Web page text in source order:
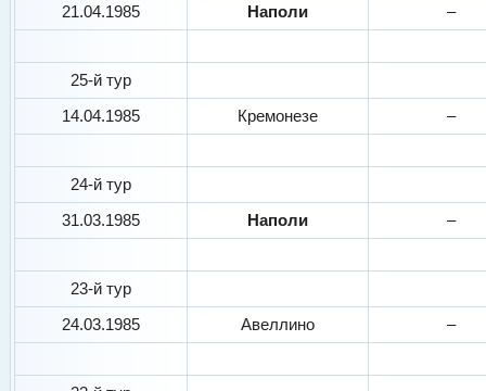
21.04.1985
Наполи –
25-й тур
14.04.1985
Кремонезе –
24-й тур
31.03.1985
Наполи –
23-й тур
24.03.1985
Авеллино –